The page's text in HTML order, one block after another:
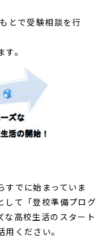
とで受験相談を行
。
すでに始まっていま
して「登校準備プログ
な高校生活のスタート
ください。